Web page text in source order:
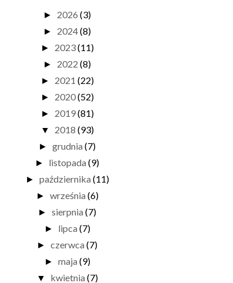
► 2026 (3)
► 2024(8)
► 2023(11)
► 2022 (8)
► 2021 (22)
► 2020(52)
► 2019(81)
▼ 2018 (93)
► grudnia (7)
► listopada (9)
► października (11)
► września (6)
► sierpnia (7)
► lipca (7)
► czerwca (7)
► maja (9)
▼ kwietnia (7)